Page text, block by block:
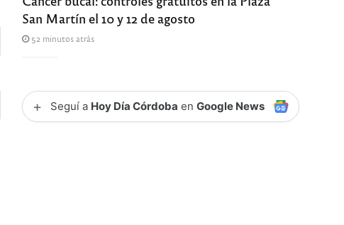
San Martín el 10 y 12 de agosto
52 minutos atrás
+ Seguí a Hoy Día Córdoba enGoogle News